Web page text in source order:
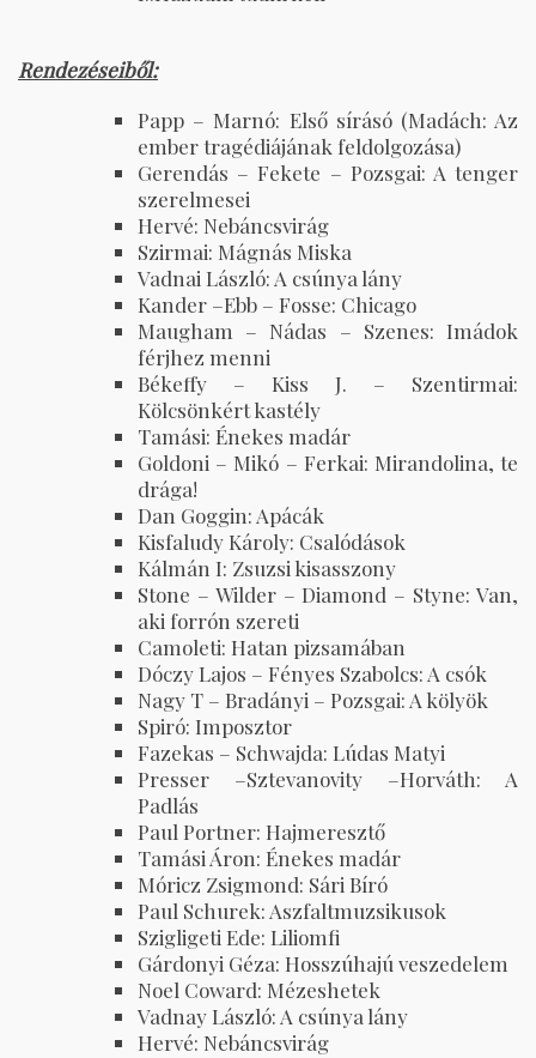
Rendezéseiből:
Papp – Marnó: Első sírásó (Madách: Az
ember tragédiájának feldolgozása)
Gerendás – Fekete – Pozsgai: A tenger
szerelmesei
Hervé: Nebáncsvirág
Szirmai: Mágnás Miska
Vadnai László: A csúnya lány
Kander –Ebb – Fosse: Chicago
Maugham – Nádas – Szenes: Imádok
férjhez menni
Békeffy – Kiss J. – Szentirmai:
Kölcsönkért kastély
Tamási: Énekes madár
Goldoni – Mikó – Ferkai: Mirandolina, te
drága!
Dan Goggin: Apácák
Kisfaludy Károly: Csalódások
Kálmán I: Zsuzsi kisasszony
Stone – Wilder – Diamond – Styne: Van,
aki forrón szereti
Camoleti: Hatan pizsamában
Dóczy Lajos – Fényes Szabolcs: A csók
Nagy T – Bradányi – Pozsgai: A kölyök
Spiró: Imposztor
Fazekas – Schwajda: Lúdas Matyi
Presser –Sztevanovity –Horváth: A
Padlás
Paul Portner: Hajmeresztő
Tamási Áron: Énekes madár
Móricz Zsigmond: Sári Bíró
Paul Schurek: Aszfaltmuzsikusok
Szigligeti Ede: Liliomfi
Gárdonyi Géza: Hosszúhajú veszedelem
Noel Coward: Mézeshetek
Vadnay László: A csúnya lány
Hervé: Nebáncsvirág